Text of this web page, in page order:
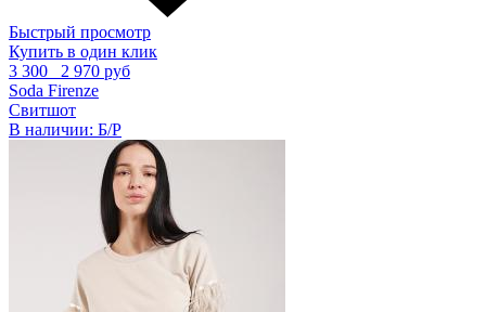
Быстрый просмотр
Купить в один клик
3 300
2 970 руб
Soda Firenze
Свитшот
В наличии: Б/Р